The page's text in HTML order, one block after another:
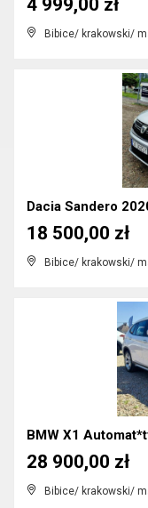
Bibice/ krakowski/
4 999,00 zł
Dacia Sandero
Bibice/ krakowski/
18 500,00 zł
BMW X1
Bibice/ krakowski/
28 900,00 zł